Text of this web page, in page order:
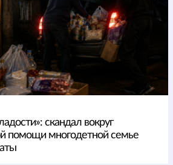
скандал вокруг
помощи многодетной семье